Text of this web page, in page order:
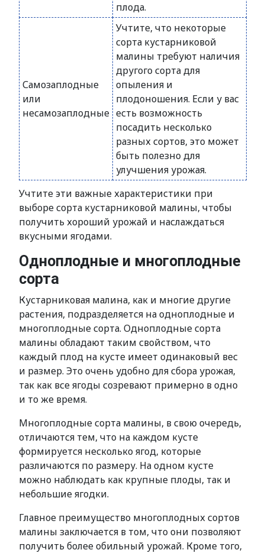
плода.
Самозаплодные
или
несамозаплодные
Учтите, что некоторые
сорта кустарниковой
малины требуют наличия
другого сорта для
опыления и
плодоношения. Если у вас
есть возможность
посадить несколько
разных сортов, это может
быть полезно для
улучшения урожая.
Учтите эти важные характеристики при
выборе сорта кустарниковой малины, чтобы
получить хороший урожай и наслаждаться
вкусными ягодами.
Одноплодные и многоплодные
сорта
Кустарниковая малина, как и многие другие
растения, подразделяется на одноплодные и
многоплодные сорта. Одноплодные сорта
малины обладают таким свойством, что
каждый плод на кусте имеет одинаковый вес
и размер. Это очень удобно для сбора урожая,
так как все ягоды созревают примерно в одно
и то же время.
Многоплодные сорта малины, в свою очередь,
отличаются тем, что на каждом кусте
формируется несколько ягод, которые
различаются по размеру. На одном кусте
можно наблюдать как крупные плоды, так и
небольшие ягодки.
Главное преимущество многоплодных сортов
малины заключается в том, что они позволяют
получить более обильный урожай. Кроме того,